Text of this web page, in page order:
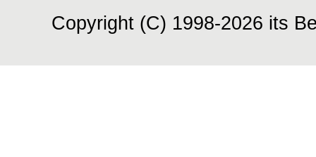
Copyright (C) 1998-2026 its